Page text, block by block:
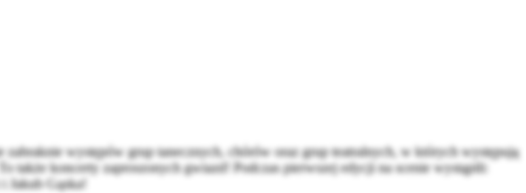
występów grup tanecznych, chórów oraz grup teatralnych, w których występują
także koncerty zaproszonych gwiazd! Podczas pierwszej edycji na scenie wystąpili:
Jakub Gąska!